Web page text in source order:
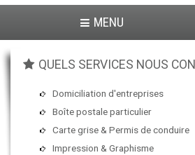
MENU
QUELS SERVICES NOUS
Domiciliation d'entreprises
Boîte postale particulier
Carte grise & Permis de conduire
Impression & Graphisme